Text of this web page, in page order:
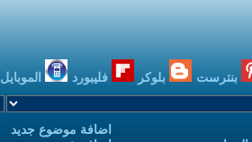
بنترست بلوكر فليبورد الموبايل
اضافة موضوع جديد